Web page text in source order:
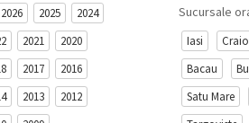
2026 2025
2024
2021
2020
2017
2016
2013
2012
Sucursale
Iasi
Bacau
Satu Mare